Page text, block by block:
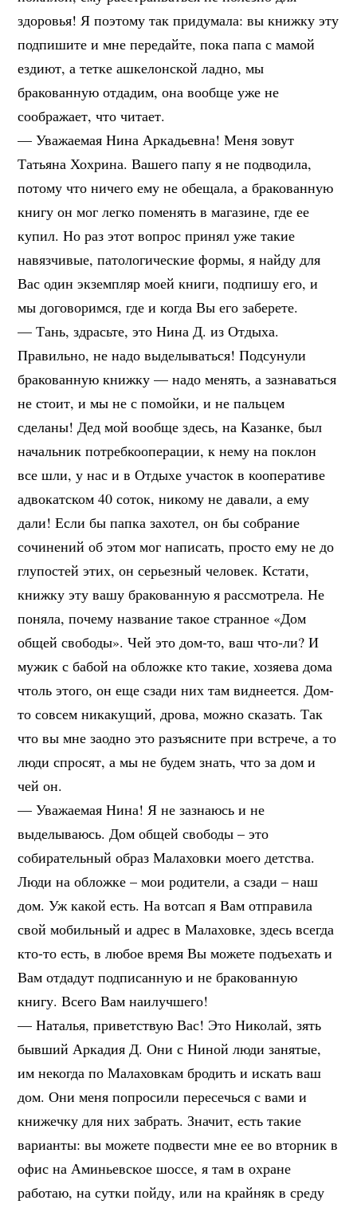
здоровья! Я поэтому так придумала: вы книжку эту
подпишите и мне передайте, пока папа с мамой
ездиют, а тетке ашкелонской ладно, мы
бракованную отдадим, она вообще уже не
соображает, что читает.
— Уважаемая Нина Аркадьевна! Меня зовут
Татьяна Хохрина. Вашего папу я не подводила,
потому что ничего ему не обещала, а бракованную
книгу он мог легко поменять в магазине, где ее
купил. Но раз этот вопрос принял уже такие
навязчивые, патологические формы, я найду для
Вас один экземпляр моей книги, подпишу его, и
мы договоримся, где и когда Вы его заберете.
— Тань, здрасьте, это Нина Д. из Отдыха.
Правильно, не надо выделываться! Подсунули
бракованную книжку — надо менять, а зазнаваться
не стоит, и мы не с помойки, и не пальцем
сделаны! Дед мой вообще здесь, на Казанке, был
начальник потребкооперации, к нему на поклон
все шли, у нас и в Отдыхе участок в кооперативе
адвокатском 40 соток, никому не давали, а ему
дали! Если бы папка захотел, он бы собрание
сочинений об этом мог написать, просто ему не до
глупостей этих, он серьезный человек. Кстати,
книжку эту вашу бракованную я рассмотрела. Не
поняла, почему название такое странное «Дом
общей свободы». Чей это дом-то, ваш что-ли? И
мужик с бабой на обложке кто такие, хозяева дома
чтоль этого, он еще сзади них там виднеется. Дом-
то совсем никакущий, дрова, можно сказать. Так
что вы мне заодно это разъясните при встрече, а то
люди спросят, а мы не будем знать, что за дом и
чей он.
— Уважаемая Нина! Я не зазнаюсь и не
выделываюсь. Дом общей свободы – это
собирательный образ Малаховки моего детства.
Люди на обложке – мои родители, а сзади – наш
дом. Уж какой есть. На вотсап я Вам отправила
свой мобильный и адрес в Малаховке, здесь всегда
кто-то есть, в любое время Вы можете подъехать и
Вам отдадут подписанную и не бракованную
книгу. Всего Вам наилучшего!
— Наталья, приветствую Вас! Это Николай, зять
бывший Аркадия Д. Они с Ниной люди занятые,
им некогда по Малаховкам бродить и искать ваш
дом. Они меня попросили пересечься с вами и
книжечку для них забрать. Значит, есть такие
варианты: вы можете подвести мне ее во вторник в
офис на Аминьевское шоссе, я там в охране
работаю, на сутки пойду, или на крайняк в среду